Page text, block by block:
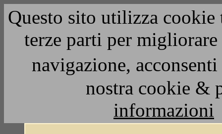
Questo sito utilizza
terze parti per
navigazione,
nostra cookie &
informazioni